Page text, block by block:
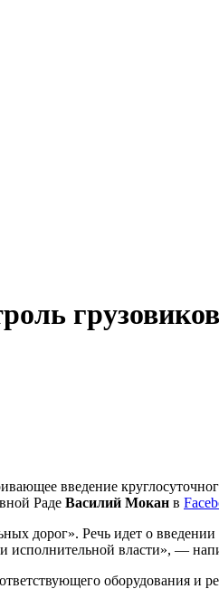
грузовиков
введение
Раде Василий Мокан в
дорог». Речь идет о введении
исполнительной власти», —
оборудования